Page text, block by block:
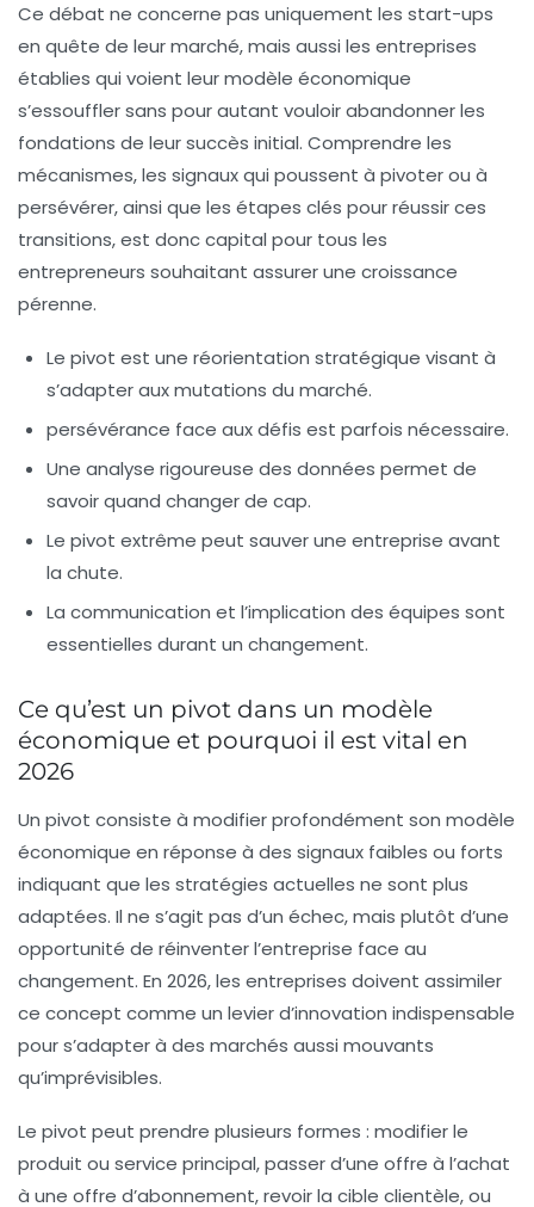
Ce débat ne concerne pas uniquement les start-ups
en quête de leur marché, mais aussi les entreprises
établies qui voient leur modèle économique
s’essouffler sans pour autant vouloir abandonner les
fondations de leur succès initial. Comprendre les
mécanismes, les signaux qui poussent à pivoter ou à
persévérer, ainsi que les étapes clés pour réussir ces
transitions, est donc capital pour tous les
entrepreneurs souhaitant assurer une croissance
pérenne.
Le pivot est une réorientation stratégique visant à
s’adapter aux mutations du marché.
persévérance face aux défis est parfois nécessaire.
Une analyse rigoureuse des données permet de
savoir quand changer de cap.
Le pivot extrême peut sauver une entreprise avant
la chute.
La communication et l’implication des équipes sont
essentielles durant un changement.
Ce qu’est un pivot dans un modèle
économique et pourquoi il est vital en
2026
Un pivot consiste à modifier profondément son modèle
économique en réponse à des signaux faibles ou forts
indiquant que les stratégies actuelles ne sont plus
adaptées. Il ne s’agit pas d’un échec, mais plutôt d’une
opportunité de réinventer l’entreprise face au
changement. En 2026, les entreprises doivent assimiler
ce concept comme un levier d’innovation indispensable
pour s’adapter à des marchés aussi mouvants
qu’imprévisibles.
Le pivot peut prendre plusieurs formes : modifier le
produit ou service principal, passer d’une offre à l’achat
à une offre d’abonnement, revoir la cible clientèle, ou